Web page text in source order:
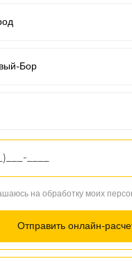
Грузовой
Другое
на обработку моих